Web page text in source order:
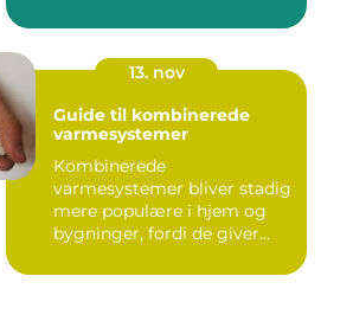
13. nov
Guide til kombinerede
varmesystemer
Kombinerede
varmesystemer bliver stadig
mere populære i hjem og
bygninger, fordi de giver